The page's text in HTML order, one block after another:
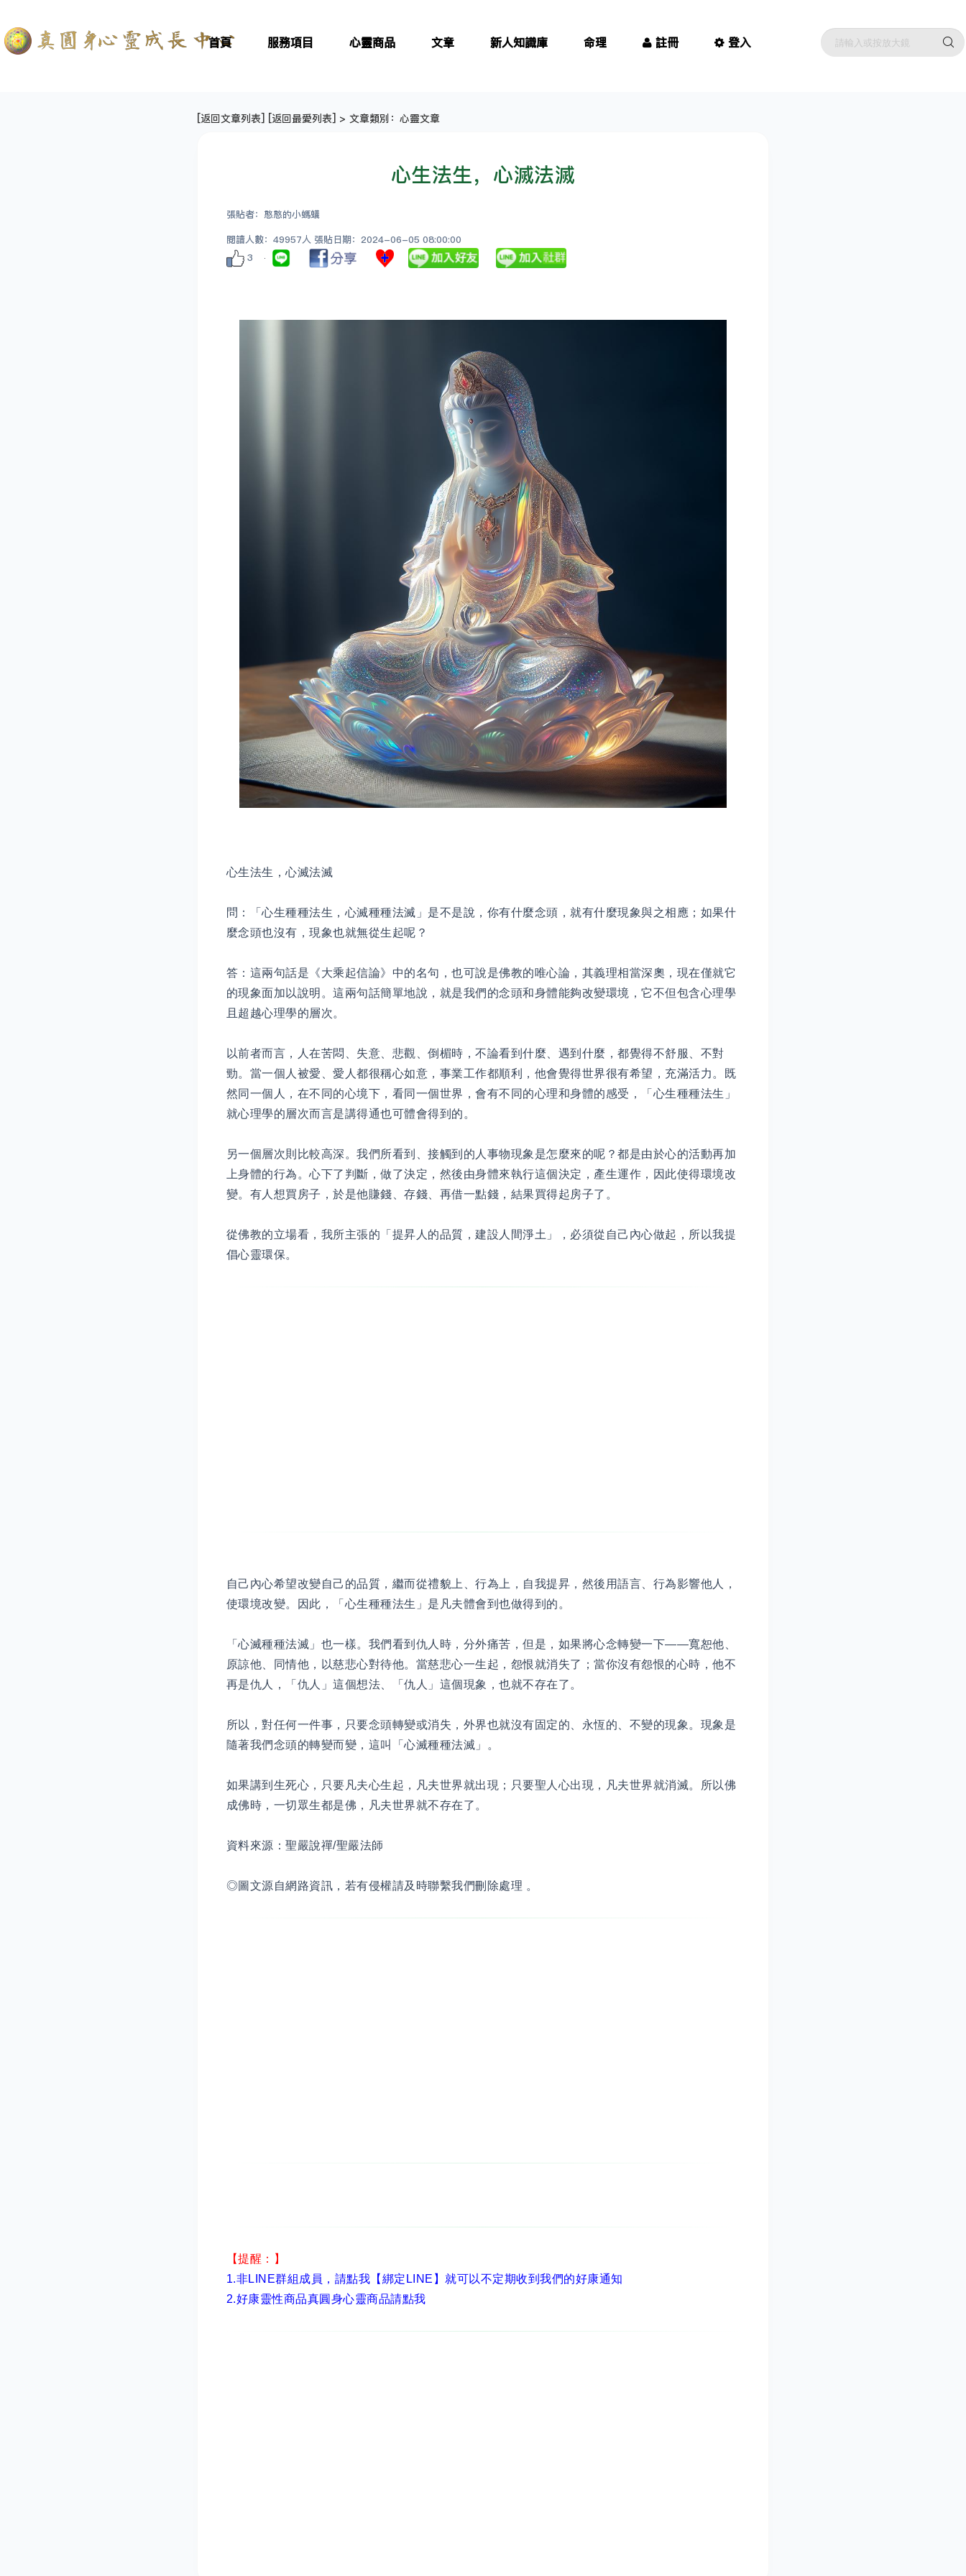
首頁 服務項目 心靈商品 文章 新人知識庫 命理 註冊 登入
[返回文章列表] [返回最愛列表] > 文章類別：心靈文章
心生法生，心滅法滅
張貼者：憨憨的小螞蟻
閱讀人數：49957人 張貼日期：2024-06-05 08:00:00
3
心生法生，心滅法滅
問：「心生種種法生，心滅種種法滅」是不是說，你有什麼念頭，就有什麼現象與之相應；如果什
麼念頭也沒有，現象也就無從生起呢？
答：這兩句話是《大乘起信論》中的名句，也可說是佛教的唯心論，其義理相當深奧，現在僅就它
的現象面加以說明。這兩句話簡單地說，就是我們的念頭和身體能夠改變環境，它不但包含心理學
且超越心理學的層次。
以前者而言，人在苦悶、失意、悲觀、倒楣時，不論看到什麼、遇到什麼，都覺得不舒服、不對
勁。當一個人被愛、愛人都很稱心如意，事業工作都順利，他會覺得世界很有希望，充滿活力。既
然同一個人，在不同的心境下，看同一個世界，會有不同的心理和身體的感受，「心生種種法生」
就心理學的層次而言是講得通也可體會得到的。
另一個層次則比較高深。我們所看到、接觸到的人事物現象是怎麼來的呢？都是由於心的活動再加
上身體的行為。心下了判斷，做了決定，然後由身體來執行這個決定，產生運作，因此使得環境改
變。有人想買房子，於是他賺錢、存錢、再借一點錢，結果買得起房子了。
從佛教的立場看，我所主張的「提昇人的品質，建設人間淨土」，必須從自己內心做起，所以我提
倡心靈環保。
自己內心希望改變自己的品質，繼而從禮貌上、行為上，自我提昇，然後用語言、行為影響他人，
使環境改變。因此，「心生種種法生」是凡夫體會到也做得到的。
「心滅種種法滅」也一樣。我們看到仇人時，分外痛苦，但是，如果將心念轉變一下——寬恕他、
原諒他、同情他，以慈悲心對待他。當慈悲心一生起，怨恨就消失了；當你沒有怨恨的心時，他不
再是仇人，「仇人」這個想法、「仇人」這個現象，也就不存在了。
所以，對任何一件事，只要念頭轉變或消失，外界也就沒有固定的、永恆的、不變的現象。現象是
隨著我們念頭的轉變而變，這叫「心滅種種法滅」。
如果講到生死心，只要凡夫心生起，凡夫世界就出現；只要聖人心出現，凡夫世界就消滅。所以佛
成佛時，一切眾生都是佛，凡夫世界就不存在了。
資料來源：聖嚴說禪/聖嚴法師
◎圖文源自網路資訊，若有侵權請及時聯繫我們刪除處理 。
【提醒：】
1.非LINE群組成員， 請點我【綁定LINE】 就可以不定期收到我們的好康通知
2.好康靈性商品真圓身心靈商品請點我